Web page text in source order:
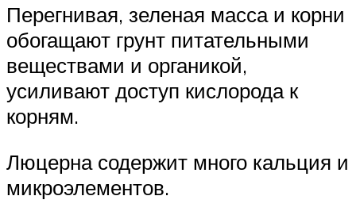
Перегнивая, зеленая масса и корни
обогащают грунт питательными
веществами и органикой,
усиливают доступ кислорода к
корням.
Люцерна содержит много кальция и
микроэлементов.